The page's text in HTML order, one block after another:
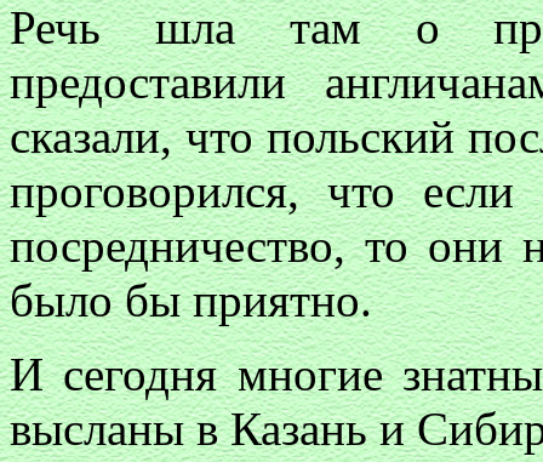
Речь шла там о
предоставили
сказали, что польский
проговорился, что
посредничество, то они
было бы приятно.
И сегодня многие
высланы в Казань и